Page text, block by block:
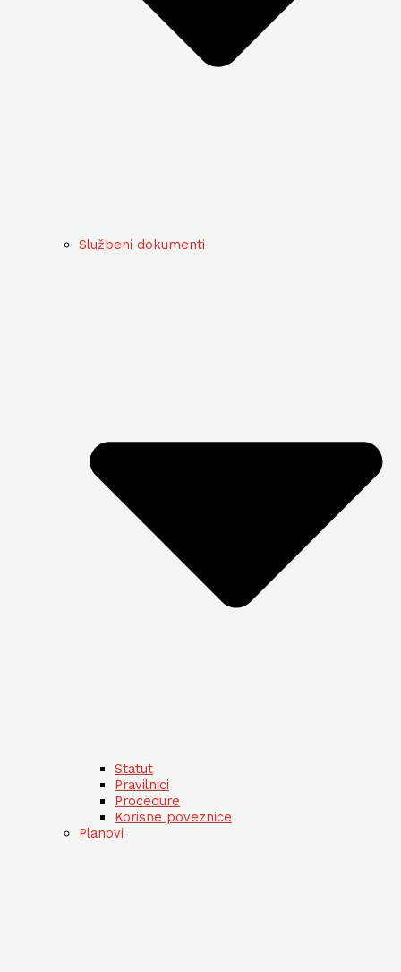
Službeni dokumenti
Statut
Pravilnici
Procedure
Korisne poveznice
Planovi